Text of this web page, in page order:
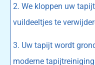
2. We kloppen uw
vuildeeltjes te
3. Uw tapijt wordt
moderne